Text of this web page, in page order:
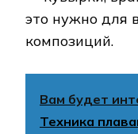
это нужно для
композиций.
Вам будет
Техника